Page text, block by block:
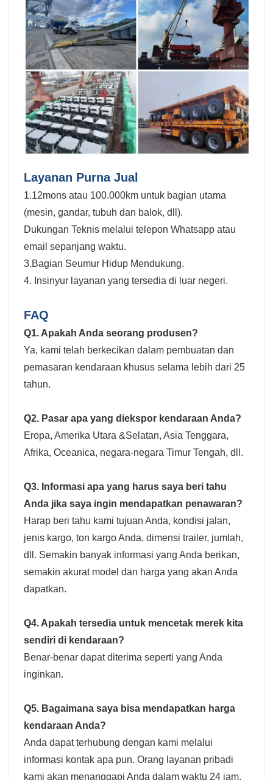
Layanan Purna Jual
1.12mons atau 100.000km untuk bagian utama
(mesin, gandar, tubuh dan balok, dll).
Dukungan Teknis melalui telepon Whatsapp atau
email sepanjang waktu.
3.Bagian Seumur Hidup Mendukung.
4. Insinyur layanan yang tersedia di luar negeri.
FAQ
Q1. Apakah Anda seorang produsen?
Ya, kami telah berkecikan dalam pembuatan dan
pemasaran kendaraan khusus selama lebih dari 25
tahun.
Q2. Pasar apa yang diekspor kendaraan Anda?
Eropa, Amerika Utara &Selatan, Asia Tenggara,
Afrika, Oceanica, negara-negara Timur Tengah, dll.
Q3. Informasi apa yang harus saya beri tahu
Anda jika saya ingin mendapatkan penawaran?
Harap beri tahu kami tujuan Anda, kondisi jalan,
jenis kargo, ton kargo Anda, dimensi trailer, jumlah,
dll. Semakin banyak informasi yang Anda berikan,
semakin akurat model dan harga yang akan Anda
dapatkan.
Q4. Apakah tersedia untuk mencetak merek kita
sendiri di kendaraan?
Benar-benar dapat diterima seperti yang Anda
inginkan.
Q5. Bagaimana saya bisa mendapatkan harga
kendaraan Anda?
Anda dapat terhubung dengan kami melalui
informasi kontak apa pun. Orang layanan pribadi
kami akan menanggapi Anda dalam waktu 24 jam.